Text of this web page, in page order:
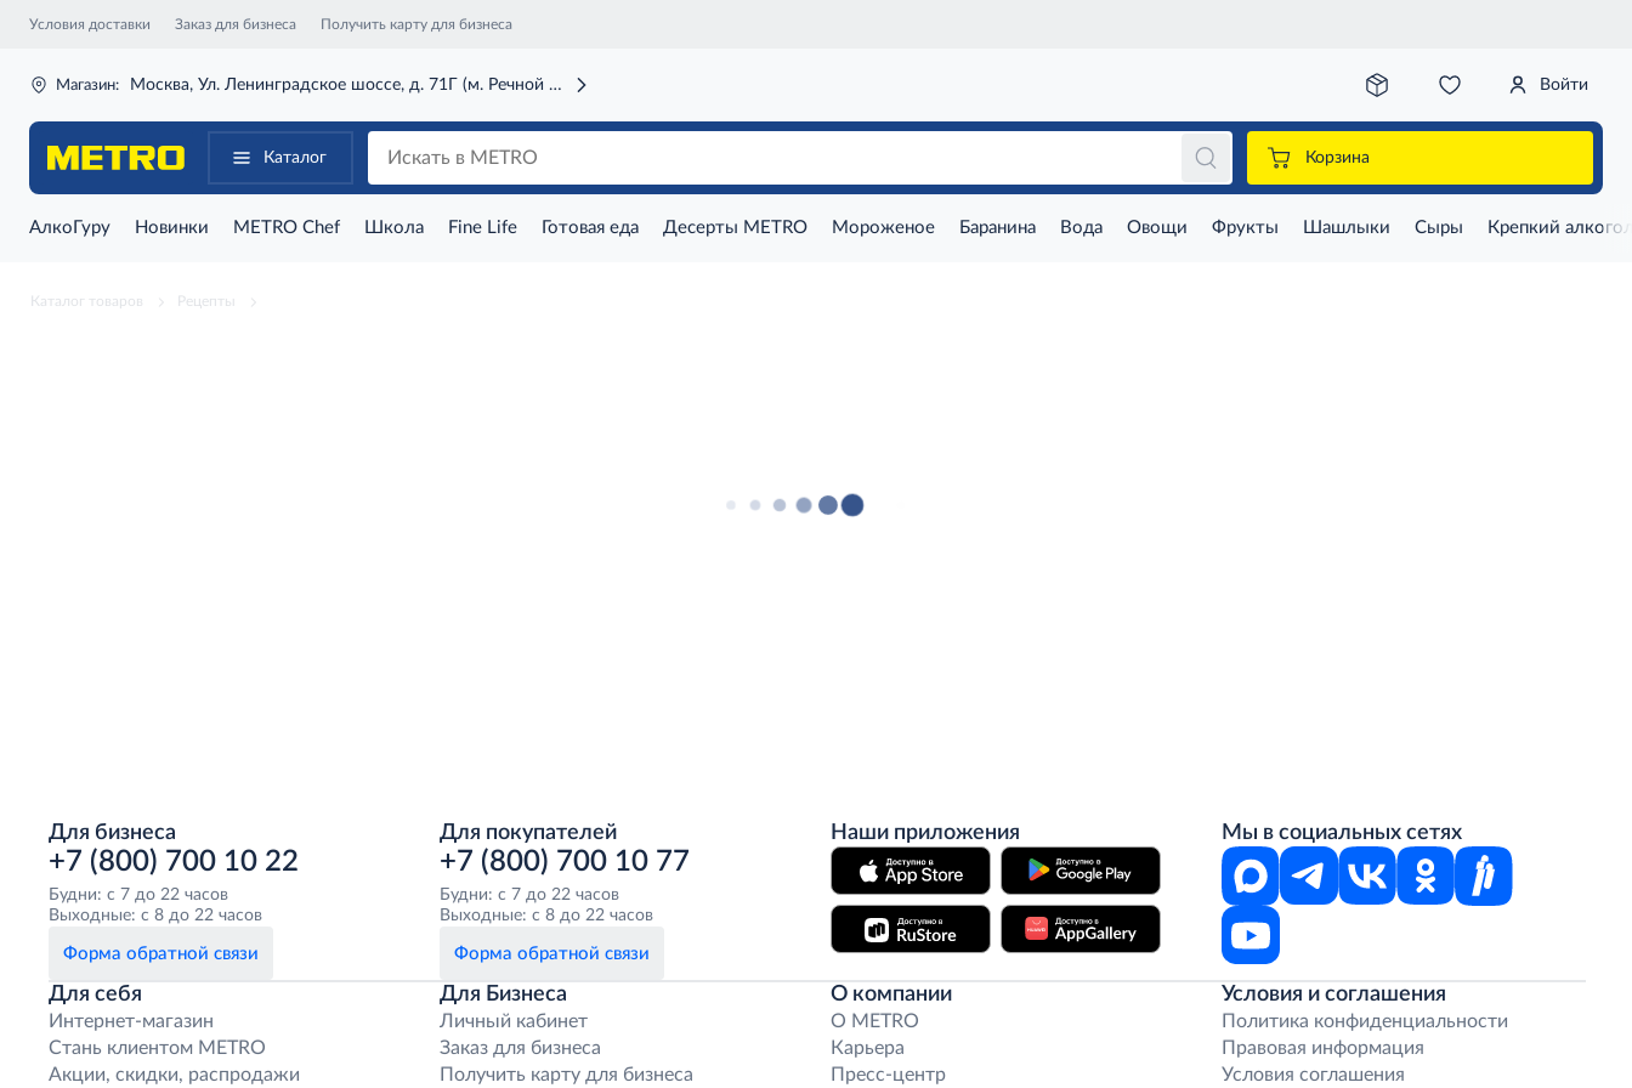
Условия доставки Заказ для бизнеса Получить карту для бизнеса
Магазин: Москва, Ул. Ленинградское шоссе, д. 71Г (м. Речной вокзал) Войти
Каталог Корзина
АлкоГуру Новинки METRO Chef Школа Fine Life Готовая еда Десерты METRO Мороженое Баранина Вода Овощи Фрукты Шашлыки Сыры Крепкий
Каталог товаров Рецепты
Для бизнеса
+7 (800) 700 10 22
Будни: с 7 до 22 часов
Выходные: с 8 до 22 часов
Форма обратной связи
Для покупателей
+7 (800) 700 10 77
Будни: с 7 до 22 часов
Выходные: с 8 до 22 часов
Форма обратной связи
Наши приложения Мы в социальных сетях
Для себя
Интернет-магазин
Стань клиентом METRO
Акции, скидки, распродажи
Для Бизнеса
Личный кабинет
Заказ для бизнеса
Получить карту для бизнеса
О компании
O METRO
Карьера
Пресс-центр
Условия и соглашения
Политика конфиденциальности
Правовая информация
Условия соглашения